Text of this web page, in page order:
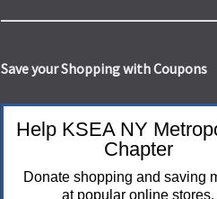
Save your Shopping with Coupons
Help KSEA NY
Chapter
Donate shopping and saving
at popular online stores.